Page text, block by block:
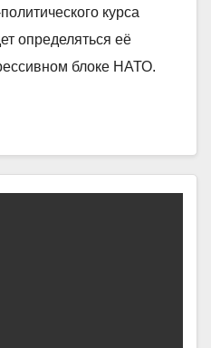
курса
определяться её
блоке НАТО.